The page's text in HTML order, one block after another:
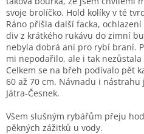
svoje brolíčko. Hold kolíky v té
Ráno přišla další facka,
div z krátkého rukávu do zimní
nebyla dobrá ani pro rybí braní.
mi nepodařilo, ale i tak
Celkem se na břeh podívalo pět
60 až 70 cm. Návnadu i nástrahu
Játra-Česnek.
Všem slušným rybářům přeju
pěkných zážitků u vody.